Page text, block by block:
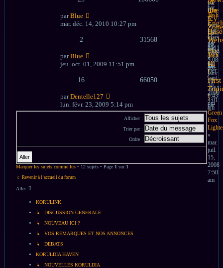
par
Blue
»
sam.
janv.
15,
2011
4:15
am
the
Icy
!!
par
Blue
»
lun.
janv.
10,
2011
9:43
pm
par
Josh
»
mar.
mars
10,
2009
5:08
am
parBlue
mar. déc. 14, 2010 10:27 pm
par
Josh
»
mer.
sept.
30,
2009
4:01
am
2 31568
parBlue
jeu. oct. 01, 2009 11:51 pm
Hi
!
First
!
par
Green
Fox
»
mar.
juil.
15,
2008
7:50
am
16 66050
parDentelle127
lun. févr. 23, 2009 5:14 pm
Afficher :
Trier par :
Ordre :
Marquer les sujets comme lus • 12 sujets • Page 1 sur 1
Revenir à l’accueil du forum
Aller
KORULINK
↳ DISCUSSION GENERALE
↳ NOUVEAU ICI ?
↳ VOS REMARQUES ET NOS ANNONCES
↳ DEBATS
KORULDIA HAVEN
↳ NOUVELLES KORULDIA